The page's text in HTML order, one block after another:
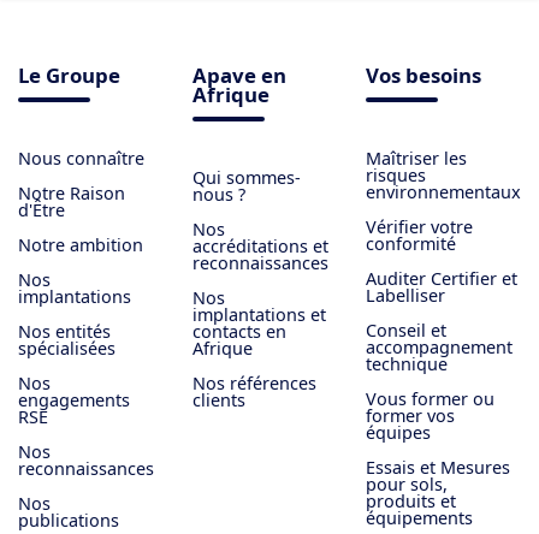
Le Groupe
Nous connaître
Notre Raison
d'Être
Notre ambition
Nos
implantations
Nos entités
spécialisées
Nos
engagements
RSE
Nos
reconnaissances
Nos
publications
Apave en
Afrique
Qui sommes-
nous ?
Nos
accréditations et
reconnaissances
Nos
implantations et
contacts en
Afrique
Nos références
clients
Vos besoins
Maîtriser les
risques
environnementaux
Vérifier votre
conformité
Auditer Certifier et
Labelliser
Conseil et
accompagnement
technique
Vous former ou
former vos
équipes
Essais et Mesures
pour sols,
produits et
équipements